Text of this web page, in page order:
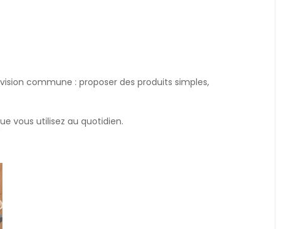
commune : proposer des produits simples,
vous utilisez au quotidien.